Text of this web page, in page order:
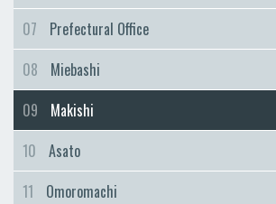
Naha City Hospital
Gibo
07
Prefectural Office
08
Miebashi
09
Makishi
10
Asato
11
Omoromachi